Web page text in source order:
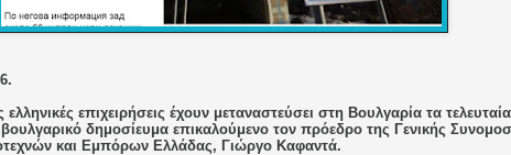
ελληνικές επιχειρήσεις έχουν μεταναστεύσει στη Βουλγαρία τα
δημοσίευμα επικαλούμενο τον πρόεδρο της Γενικής
και Εμπόρων Ελλάδας, Γιώργο Καφαντά.